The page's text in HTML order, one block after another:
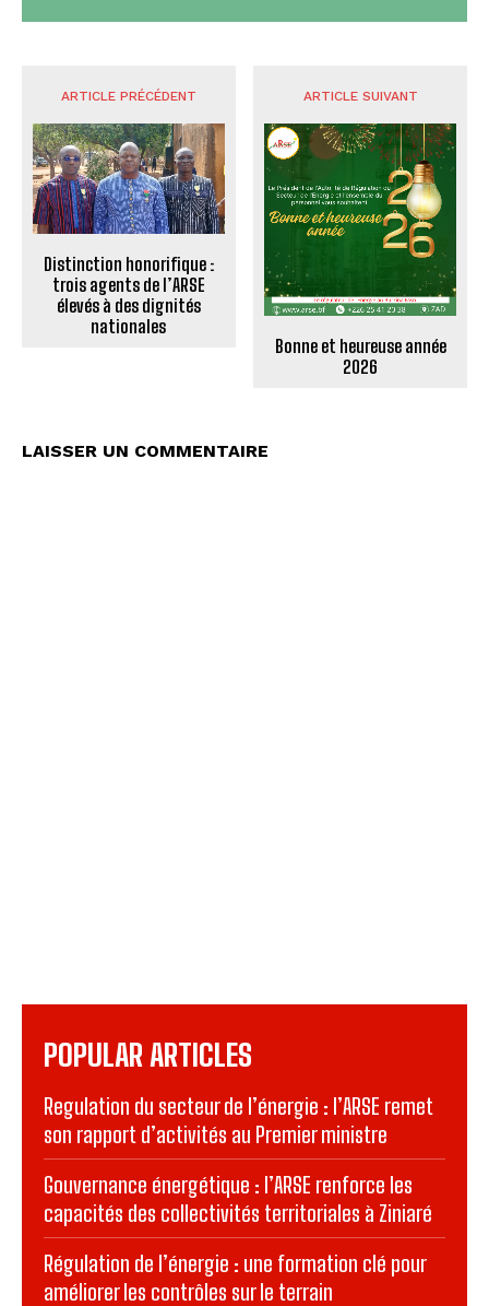
ARTICLE PRÉCÉDENT
Distinction honorifique :
trois agents de l’ARSE
élevés à des dignités
nationales
ARTICLE SUIVANT
Bonne et heureuse année
2026
LAISSER UN COMMENTAIRE
POPULAR ARTICLES
Regulation du secteur de l’énergie : l’ARSE remet
son rapport d’activités au Premier ministre
Gouvernance énergétique : l’ARSE renforce les
capacités des collectivités territoriales à Ziniaré
Régulation de l’énergie : une formation clé pour
améliorer les contrôles sur le terrain